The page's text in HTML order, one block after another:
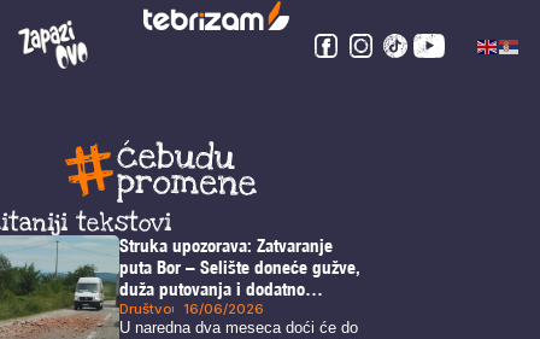
tekstovi
Struka upozorava: Zatvaranje
puta Bor – Selište doneće gužve,
duža putovanja i dodatno
opterećenje alternativnih pravaca
Društvo 16/06/2026
U naredna dva meseca doći će do